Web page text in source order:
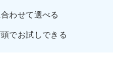
わせて選べる
でお試しできる